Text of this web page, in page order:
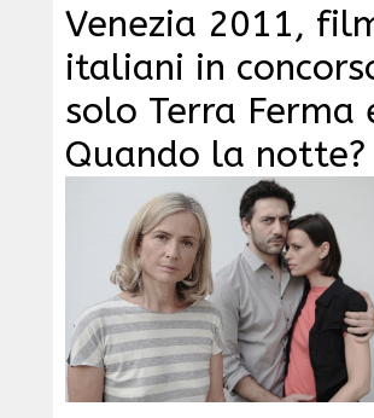
Venezia 2011,
italiani in
solo Terra Ferma
Quando la notte?